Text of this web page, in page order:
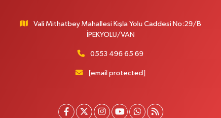
Yenı Derman Eczanesi
Akdamar Hastanesi Acil yanı. İpekyolu. Hatuniye mahallesi terzioğlu, Eski
Yol Tarifi Al
Kışla Mah.Çınarlı Cad.1038 Sk.No:93 3-4
Vali Mithatbey Mahallesi Kışla Yolu Caddesi No:29/B
İPEKYOLU/VAN
0553 496 65 69
[email protected]